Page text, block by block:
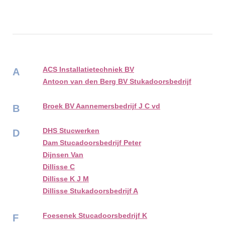
A
ACS Installatietechniek BV
Antoon van den Berg BV Stukadoorsbedrijf
B Broek BV Aannemersbedrijf J C vd
D
DHS Stucwerken
Dam Stucadoorsbedrijf Peter
Dijnsen Van
Dillisse C
Dillisse K J M
Dillisse Stukadoorsbedrijf A
F Foesenek Stucadoorsbedrijf K